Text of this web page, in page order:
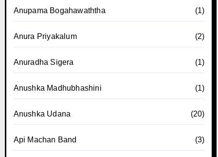
Anupama Bogahawaththa (1)
Anura Priyakalum (2)
Anuradha Sigera (1)
Anushka Madhubhashini (1)
Anushka Udana (20)
Api Machan Band (3)